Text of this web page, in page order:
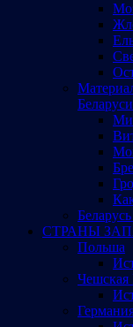
Беларуси
СТРАНЫ
Польша
Чешская